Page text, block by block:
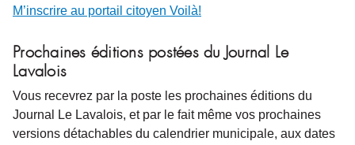
M’inscrire au portail citoyen Voilà!
Prochaines éditions postées du Journal Le
Lavalois
Vous recevrez par la poste les prochaines éditions du
Journal Le Lavalois, et par le fait même vos prochaines
versions détachables du calendrier municipale, aux dates